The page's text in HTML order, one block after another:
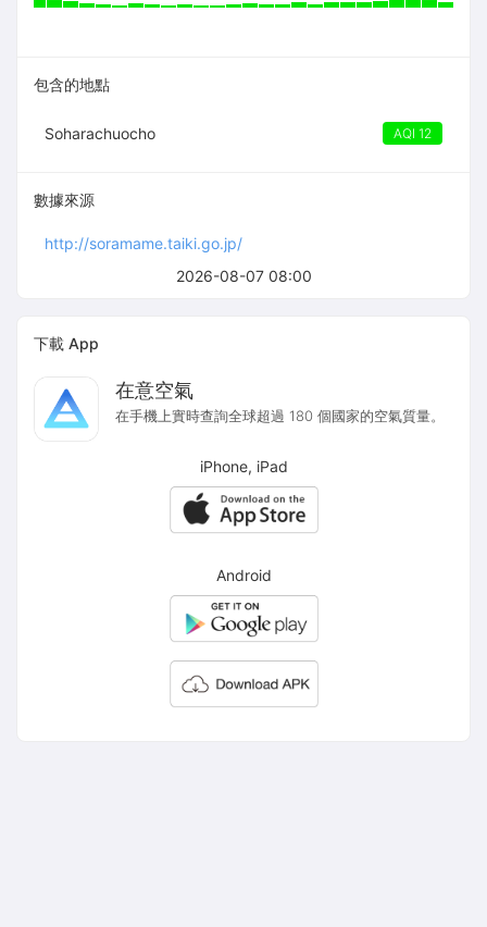
2026-08-07 08:00
包含的地點
Soharachuocho AQI 12
數據來源
http://soramame.taiki.go.jp/
下載 App
在意空氣
在手機上實時查詢全球超過 180 個國家的空氣質量。
iPhone, iPad
Android